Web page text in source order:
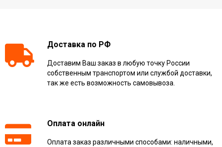
Доставка по РФ
Доставим Ваш заказ в любую точку России
собственным транспортом или службой доставки,
так же есть возможность самовывоза.
Оплата онлайн
Оплата заказ различными способами: наличными,